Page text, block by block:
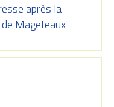
après la
Mageteaux